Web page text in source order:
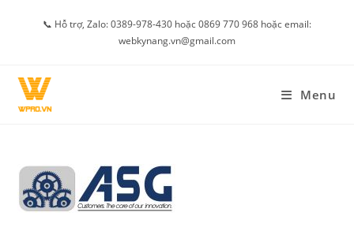
📞 Hỗ trợ, Zalo: 0389-978-430 hoặc 0869 770 968 hoặc email:
webkynang.vn@gmail.com
Menu